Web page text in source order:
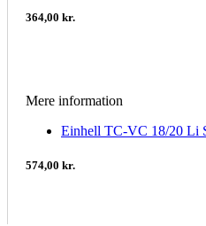
364,00 kr.
Mere information
Einhell TC-VC 18/20 Li
574,00 kr.